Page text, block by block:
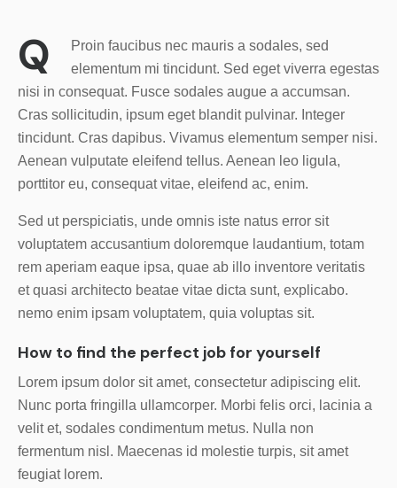
Q
Proin faucibus nec mauris a sodales, sed
elementum mi tincidunt. Sed eget viverra egestas
nisi in consequat. Fusce sodales augue a accumsan.
Cras sollicitudin, ipsum eget blandit pulvinar. Integer
tincidunt. Cras dapibus. Vivamus elementum semper nisi.
Aenean vulputate eleifend tellus. Aenean leo ligula,
porttitor eu, consequat vitae, eleifend ac, enim.
Sed ut perspiciatis, unde omnis iste natus error sit
voluptatem accusantium doloremque laudantium, totam
rem aperiam eaque ipsa, quae ab illo inventore veritatis
et quasi architecto beatae vitae dicta sunt, explicabo.
nemo enim ipsam voluptatem, quia voluptas sit.
How to find the perfect job for yourself
Lorem ipsum dolor sit amet, consectetur adipiscing elit.
Nunc porta fringilla ullamcorper. Morbi felis orci, lacinia a
velit et, sodales condimentum metus. Nulla non
fermentum nisl. Maecenas id molestie turpis, sit amet
feugiat lorem.